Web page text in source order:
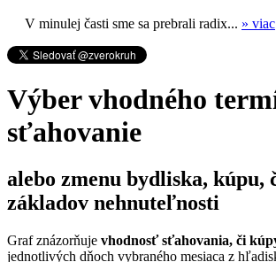
V minulej časti sme sa prebrali radix... » viac
Výber vhodného
sťahovanie
alebo zmenu bydliska, kúpu,
základov nehnuteľnosti
Graf znázorňuje vhodnosť sťahovania, či
jednotlivých dňoch vybraného mesiaca z